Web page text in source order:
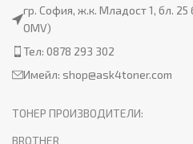
гр. София, ж.к. Младост 1, бл.
OMV)
Тел: 0878 293 302
Имейл: shop@ask4toner.com
ТОНЕР ПРОИЗВОДИТЕЛИ:
BROTHER